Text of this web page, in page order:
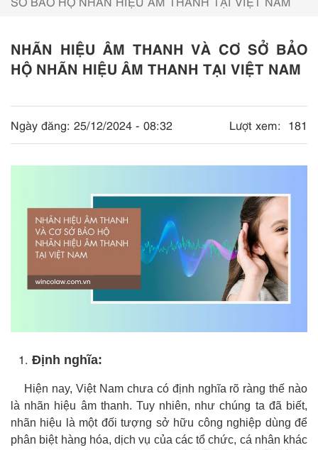
NHÃN HIỆU ÂM THANH VÀ CƠ SỞ BẢO
HỘ NHÃN HIỆU ÂM THANH TẠI VIỆT NAM
Ngày đăng: 25/12/2024 - 08:32 Lượt xem: 181
Định nghĩa:
Hiện nay, Việt Nam chưa có định nghĩa rõ ràng thế nào
là nhãn hiệu âm thanh. Tuy nhiên, như chúng ta đã biết,
nhãn hiệu là một đối tượng sở hữu công nghiệp dùng để
phân biệt hàng hóa, dịch vụ của các tổ chức, cá nhân khác